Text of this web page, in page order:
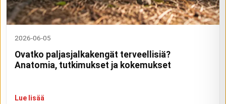
2026-06-05
Ovatko paljasjalkakengät terveellisiä?
Anatomia, tutkimukset ja kokemukset
Lue lisää